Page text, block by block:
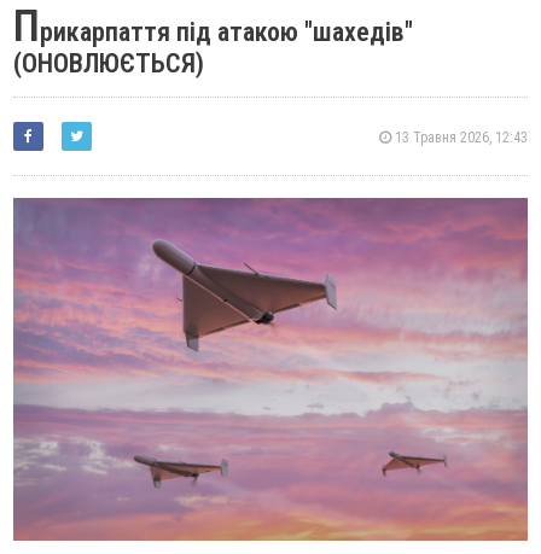
Прикарпаття під атакою "шахедів"
(ОНОВЛЮЄТЬСЯ)
13 Травня 2026, 12:43